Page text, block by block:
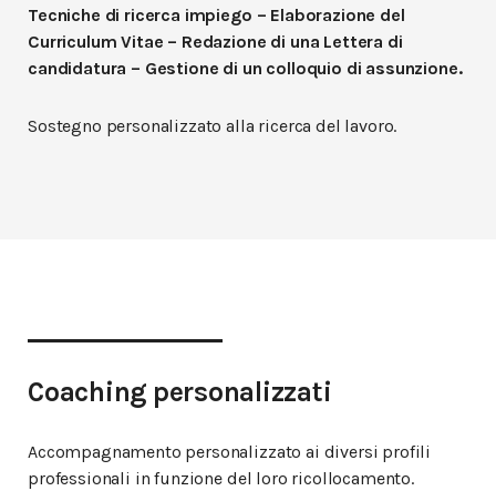
Tecniche di ricerca impiego – Elaborazione del
Curriculum Vitae – Redazione di una Lettera di
candidatura – Gestione di un colloquio di assunzione.
Sostegno personalizzato alla ricerca del lavoro.
Coaching personalizzati
Accompagnamento personalizzato ai diversi profili
professionali in funzione del loro ricollocamento.